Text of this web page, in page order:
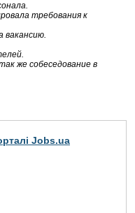
требования к
вакансию.
же собеседование в
Jobs.ua